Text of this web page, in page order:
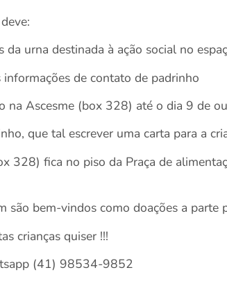
urna destinada à ação social no
de contato de padrinho
na Ascesme (box 328) até o dia 9 de
que tal escrever uma carta para a
328) fica no piso da Praça de
são bem-vindos como doações a parte
crianças quiser !!!
(41) 98534-9852